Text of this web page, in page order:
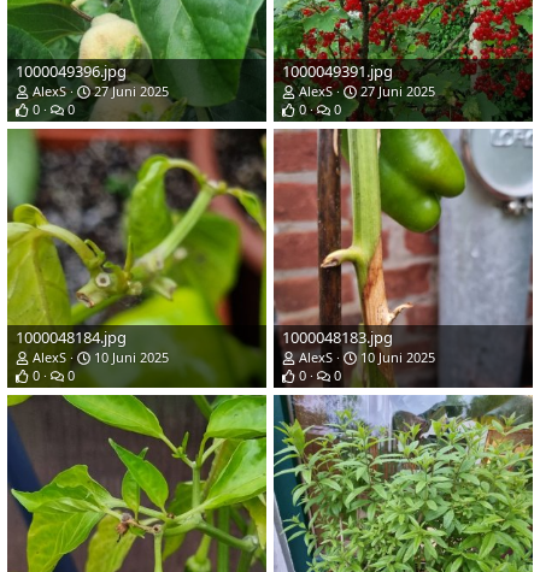
1000049396.jpg
AlexS
27 Juni 2025
0
0
1000049391.jpg
AlexS
27 Juni 2025
0
0
1000048184.jpg
AlexS
10 Juni 2025
0
0
1000048183.jpg
AlexS
10 Juni 2025
0
0